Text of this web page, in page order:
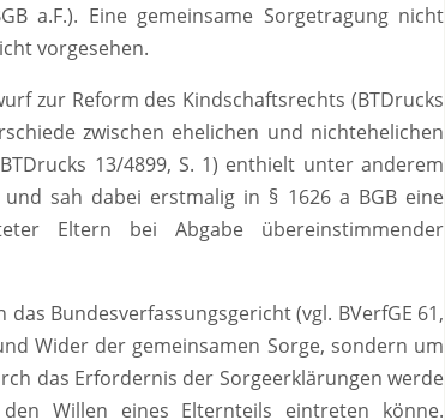
a.F.). Eine gemeinsame Sorgetragung nicht
vorgesehen.
zur Reform des Kindschaftsrechts (BTDrucks
zwischen ehelichen und nichtehelichen
13/4899, S. 1) enthielt unter anderem
sah dabei erstmalig in § 1626 a BGB eine
Eltern bei Abgabe übereinstimmender
Bundesverfassungsgericht (vgl. BVerfGE 61,
Wider der gemeinsamen Sorge, sondern um
das Erfordernis der Sorgeerklärungen werde
Willen eines Elternteils eintreten könne.